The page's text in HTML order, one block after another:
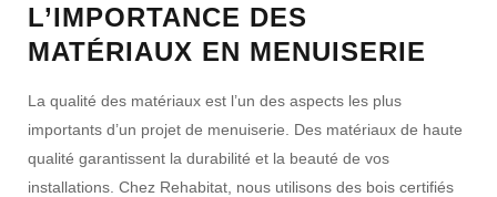
L’IMPORTANCE DES
MATÉRIAUX EN MENUISERIE
La qualité des matériaux est l’un des aspects les plus
importants d’un projet de menuiserie. Des matériaux de haute
qualité garantissent la durabilité et la beauté de vos
installations. Chez Rehabitat, nous utilisons des bois certifiés